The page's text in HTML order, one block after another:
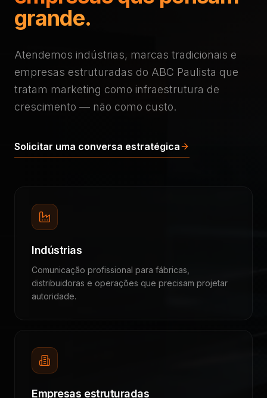
grande.
Atendemos indústrias, marcas tradicionais e
empresas estruturadas do ABC Paulista que
tratam marketing como infraestrutura de
crescimento — não como custo.
Solicitar uma conversa estratégica
Indústrias
Comunicação profissional para fábricas,
distribuidoras e operações que precisam projetar
autoridade.
Empresas estruturadas